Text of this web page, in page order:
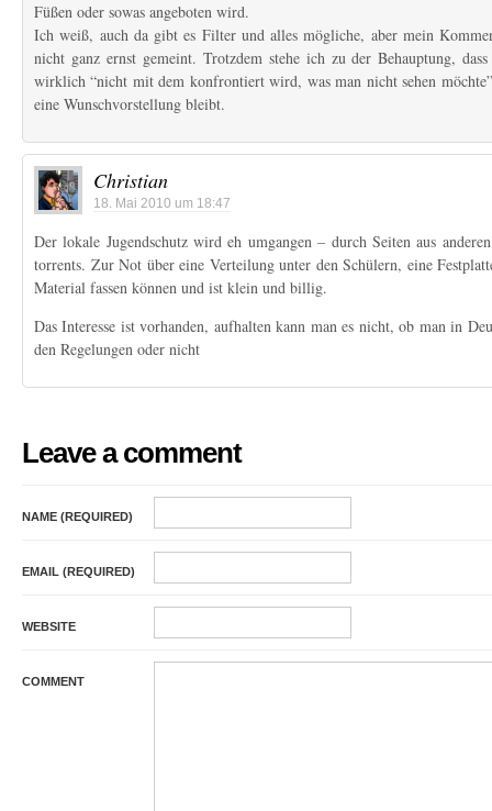
Füßen oder sowas angeboten wird.
Ich weiß, auch da gibt es Filter und alles mögliche, aber mein
nicht ganz ernst gemeint. Trotzdem stehe ich zu der Behauptung,
wirklich “nicht mit dem konfrontiert wird, was man nicht sehen
eine Wunschvorstellung bleibt.
Christian
18. Mai 2010 um 18:47
Der lokale Jugendschutz wird eh umgangen – durch Seiten aus
torrents. Zur Not über eine Verteilung unter den Schülern, eine
Material fassen können und ist klein und billig.
Das Interesse ist vorhanden, aufhalten kann man es nicht, ob man in
den Regelungen oder nicht
Leave a comment
NAME (REQUIRED)
EMAIL (REQUIRED)
WEBSITE
COMMENT